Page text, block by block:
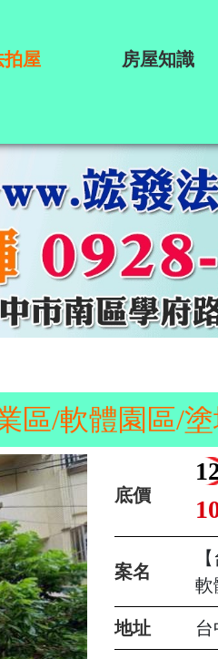
拍屋 房屋知識
區/軟體園區/
底價
案名
軟
地址